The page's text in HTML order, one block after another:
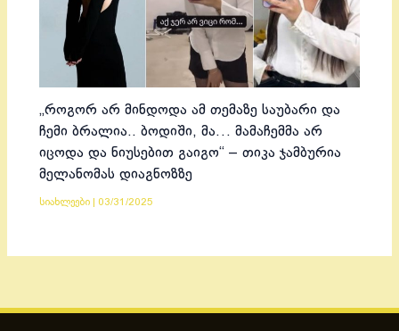
„როგორ არ მინდოდა ამ თემაზე საუბარი და
ჩემი ბრალია.. ბოდიში, მა… მამაჩემმა არ
იცოდა და ნიუსებით გაიგო“ – თიკა ჯამბურია
მელანომას დიაგნოზზე
სიახლეები 03/31/2025